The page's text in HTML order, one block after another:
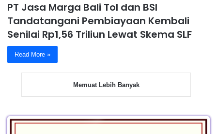
PT Jasa Marga Bali Tol dan BSI
Tandatangani Pembiayaan Kembali
Senilai Rp1,56 Triliun Lewat Skema SLF
Read More »
Memuat Lebih Banyak